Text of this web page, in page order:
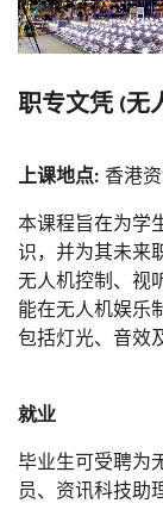
职专文凭 (无
上课地点: 香港
本课程旨在为学
识，并为其未来
无人机控制、视
能在无人机娱乐
包括灯光、音效
就业
毕业生可受聘为
员、资讯科技助